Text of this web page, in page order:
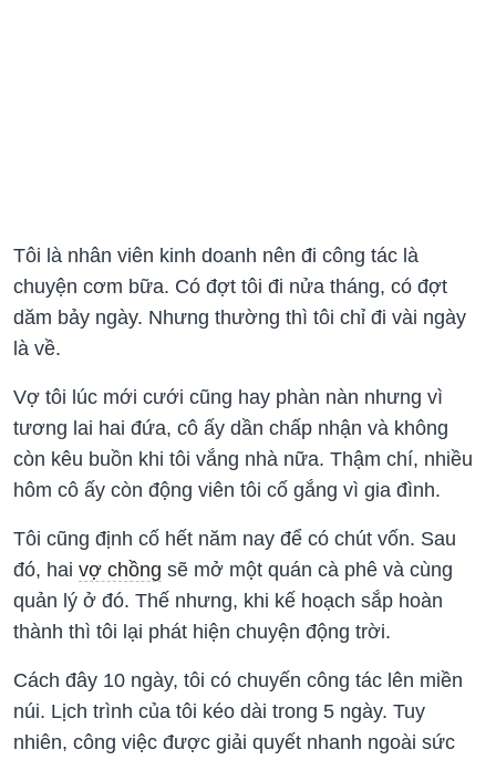
Tôi là nhân viên kinh doanh nên đi công tác là
chuyện cơm bữa. Có đợt tôi đi nửa tháng, có đợt
dăm bảy ngày. Nhưng thường thì tôi chỉ đi vài ngày
là về.
Vợ tôi lúc mới cưới cũng hay phàn nàn nhưng vì
tương lai hai đứa, cô ấy dần chấp nhận và không
còn kêu buồn khi tôi vắng nhà nữa. Thậm chí, nhiều
hôm cô ấy còn động viên tôi cố gắng vì gia đình.
Tôi cũng định cố hết năm nay để có chút vốn. Sau
đó, hai vợ chồng sẽ mở một quán cà phê và cùng
quản lý ở đó. Thế nhưng, khi kế hoạch sắp hoàn
thành thì tôi lại phát hiện chuyện động trời.
Cách đây 10 ngày, tôi có chuyến công tác lên miền
núi. Lịch trình của tôi kéo dài trong 5 ngày. Tuy
nhiên, công việc được giải quyết nhanh ngoài sức